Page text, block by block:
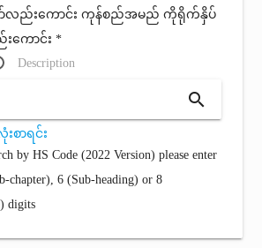
သော်လည်းကောင်း ကုန်စည်အမည် ကိုရိုက်နှိပ်
းကောင်း *
Description
search
စာရင်း
by HS Code (2022 Version) please enter
chapter), 6 (Sub-heading) or 8
digits